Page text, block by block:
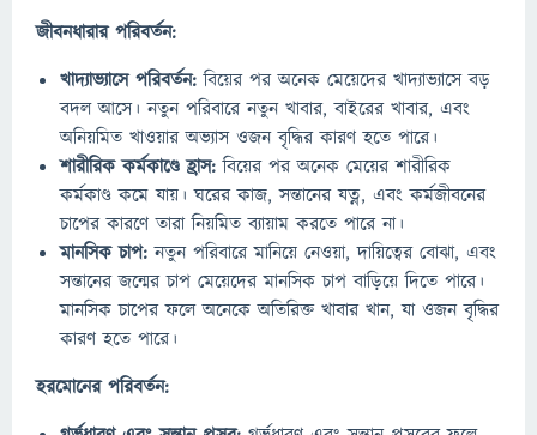
জীবনধারার পরিবর্তন:
খাদ্যাভ্যাসে পরিবর্তন: বিয়ের পর অনেক মেয়েদের খাদ্যাভ্যাসে বড়
বদল আসে। নতুন পরিবারে নতুন খাবার, বাইরের খাবার, এবং
অনিয়মিত খাওয়ার অভ্যাস ওজন বৃদ্ধির কারণ হতে পারে।
শারীরিক কর্মকাণ্ডে হ্রাস: বিয়ের পর অনেক মেয়ের শারীরিক
কর্মকাণ্ড কমে যায়। ঘরের কাজ, সন্তানের যত্ন, এবং কর্মজীবনের
চাপের কারণে তারা নিয়মিত ব্যায়াম করতে পারে না।
মানসিক চাপ: নতুন পরিবারে মানিয়ে নেওয়া, দায়িত্বের বোঝা, এবং
সন্তানের জন্মের চাপ মেয়েদের মানসিক চাপ বাড়িয়ে দিতে পারে।
মানসিক চাপের ফলে অনেকে অতিরিক্ত খাবার খান, যা ওজন বৃদ্ধির
কারণ হতে পারে।
হরমোনের পরিবর্তন: